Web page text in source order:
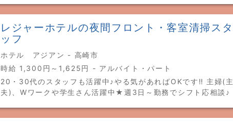
レジャーホテルの夜間フロント・客室清掃スタ
ッフ
ホテル アジアン - 高崎市
時給 1,300円～1,625円 - アルバイト・パート
20・30代のスタッフも活躍中♪やる気があればOKです‼ 主婦(主
夫)、Wワークや学生さん活躍中★週3日～勤務でシフト応相談♪